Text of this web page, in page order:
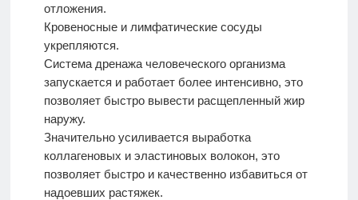
отложения.
Кровеносные и лимфатические сосуды
укрепляются.
Система дренажа человеческого организма
запускается и работает более интенсивно, это
позволяет быстро вывести расщепленный жир
наружу.
Значительно усиливается выработка
коллагеновых и эластиновых волокон, это
позволяет быстро и качественно избавиться от
надоевших растяжек.